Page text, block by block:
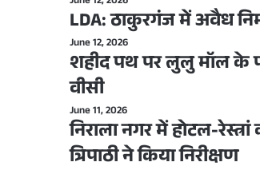
LDA: ठाकुरगंज में अवैध
June 12, 2026
शहीद पथ पर लुलु मॉल के
वीसी
June 11, 2026
निराला नगर में होटल-
त्रिपाठी ने किया निरीक्षण